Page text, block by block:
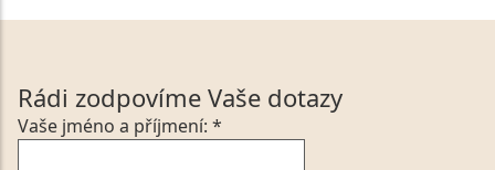
Rádi zodpovíme Vaše dotazy
Vaše jméno a příjmení: *